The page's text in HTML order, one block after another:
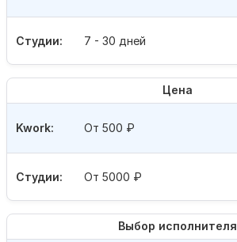
Студии: 7 - 30 дней
Цена
Студии: От 5000 ₽
Kwork: От 500 ₽
Выбор исполнителя